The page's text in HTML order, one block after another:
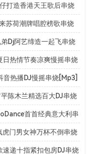
打造香港天王歌后串烧
苏荷潮牌唱腔榜歌串烧
Dj阿艺缔造一起飞串烧
热情节奏凉爽慢摇串烧
热播DJ慢摇串烧[Mp3]
陈木兰精选百大DJ串烧
首首经典意大利串
门男女神万杯不倒串烧
递十指紧扣包房DJ串烧